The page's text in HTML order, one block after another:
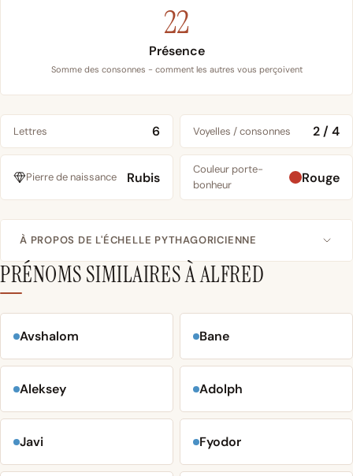
22
Présence
Somme des consonnes - comment les autres vous perçoivent
Lettres 6 Voyelles / consonnes 2 / 4
Pierre de naissance Rubis
Couleur porte-
bonheur
Rouge
À PROPOS DE L'ÉCHELLE PYTHAGORICIENNE
PRÉNOMS SIMILAIRES À ALFRED
Avshalom Bane
Aleksey Adolph
Javi Fyodor